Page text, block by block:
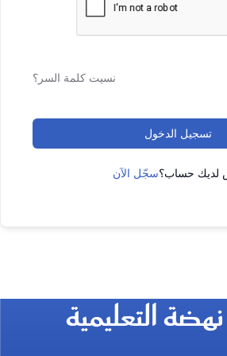
نسيت كلمة السر؟
تسجيل الدخول
لديك حساب؟سجّل الآن
التعليمية